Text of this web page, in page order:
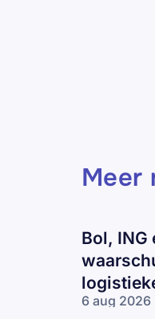
Meer
Bol, ING
6 aug 2026